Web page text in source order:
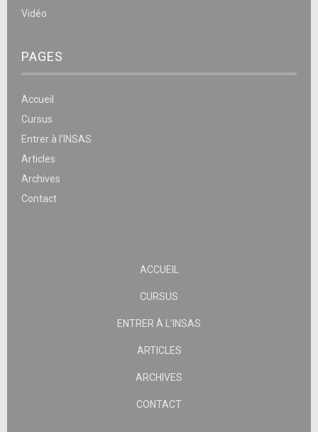
Vidéo
PAGES
Accueil
Cursus
Entrer à l’INSAS
Articles
Archives
Contact
ACCUEIL
CURSUS
ENTRER À L’INSAS
ARTICLES
ARCHIVES
CONTACT